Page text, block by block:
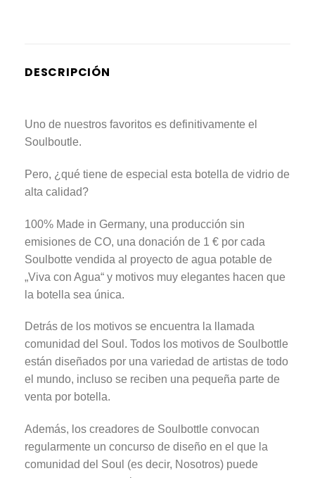
DESCRIPCIÓN
Uno de nuestros favoritos es definitivamente el
Soulboutle.
Pero, ¿qué tiene de especial esta botella de vidrio de
alta calidad?
100% Made in Germany, una producción sin
emisiones de CO, una donación de 1 € por cada
Soulbotte vendida al proyecto de agua potable de
„Viva con Agua“ y motivos muy elegantes hacen que
la botella sea única.
Detrás de los motivos se encuentra la llamada
comunidad del Soul. Todos los motivos de Soulbottle
están diseñados por una variedad de artistas de todo
el mundo, incluso se reciben una pequeña parte de
venta por botella.
Además, los creadores de Soulbottle convocan
regularmente un concurso de diseño en el que la
comunidad del Soul (es decir, Nosotros) puede